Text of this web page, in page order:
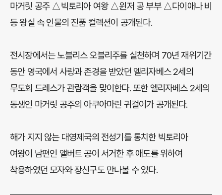
마거릿 공주 △빅토리아 여왕 △윈저 공 부부 △다이애나 비
등 왕실 속 인물의 진품 컬렉션이 공개된다.
전시장에서는 노블리스 오블리주를 실천하며 70년 재위기간
동안 영국에서 사랑과 존경을 받았던 엘리자베스 2세의
무도회 드레스가 관람객을 맞이한다. 또한 엘리자베스 2세의
동생인 마거릿 공주의 아쿠아마린 귀걸이가 공개된다.
해가 지지 않는 대영제국의 전성기를 통치한 빅토리아
여왕이 남편인 앨버트 공이 서거한 후 애도를 위하여
착용하였던 모자와 장신구도 만나볼 수 있다.